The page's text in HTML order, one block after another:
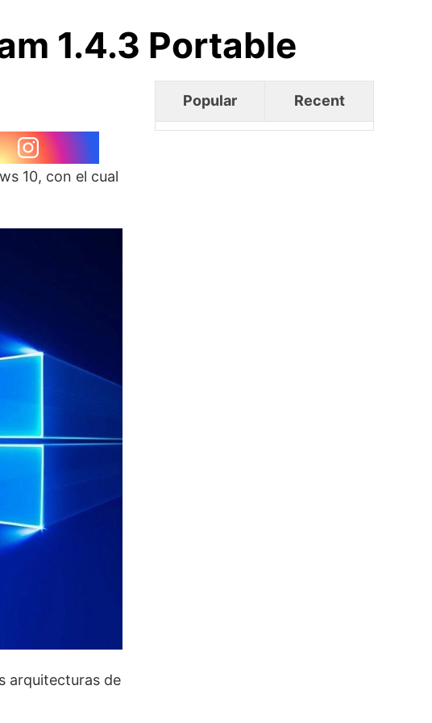
1.4.3 Portable
10, con el cual
arquitecturas de
Popular Recent